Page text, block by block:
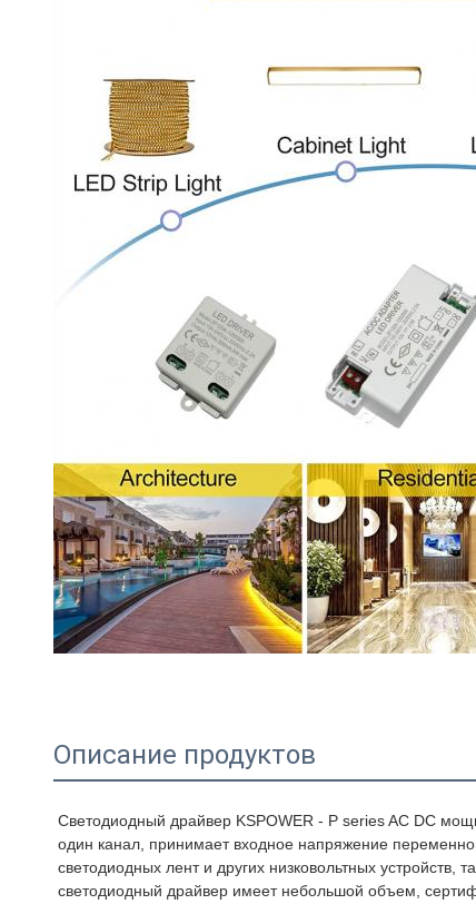
Описание продуктов
Светодиодный драйвер KSPOWER - P series AC DC
один канал, принимает входное напряжение
светодиодных лент и других низковольтных
светодиодный драйвер имеет небольшой объем,